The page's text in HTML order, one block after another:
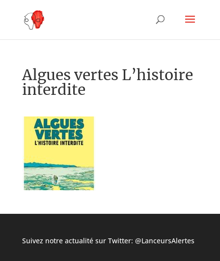
Algues vertes L’histoire
interdite
Suivez notre actualité sur Twitter: @LanceursAlertes